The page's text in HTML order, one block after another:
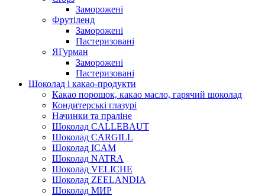
Заморожені
Фрутіленд
Заморожені
Пастеризовані
ЯГурман
Заморожені
Пастеризовані
Шоколад і какао-продукти
Какао порошок, какао масло, гарячий шоколад
Кондитерські глазурі
Начинки та праліне
Шоколад CALLEBAUT
Шоколад CARGILL
Шоколад ICAM
Шоколад NATRA
Шоколад VELICHE
Шоколад ZEELANDIA
Шоколад МИР